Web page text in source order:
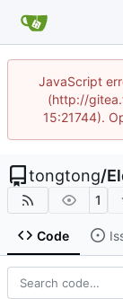
JavaScript
(http://
15:21744).
tongtong/
1
Code